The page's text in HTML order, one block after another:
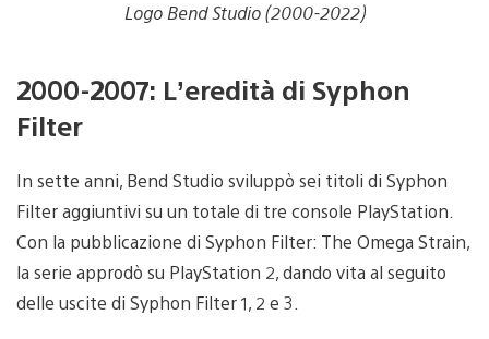
Logo Bend Studio (2000-2022)
2000-2007: L’eredità di Syphon
Filter
In sette anni, Bend Studio sviluppò sei titoli di Syphon
Filter aggiuntivi su un totale di tre console PlayStation.
Con la pubblicazione di Syphon Filter: The Omega Strain,
la serie approdò su PlayStation 2, dando vita al seguito
delle uscite di Syphon Filter 1, 2 e 3.